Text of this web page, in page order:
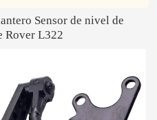
Sensor de nivel de
Rover L322